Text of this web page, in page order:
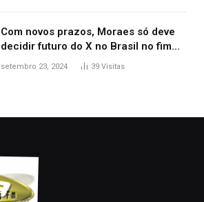
Com novos prazos, Moraes só deve
decidir futuro do X no Brasil no fim
desta semana; entenda
setembro 23, 2024 39 Visitas